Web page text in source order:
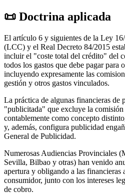
📜 Doctrina aplicada
El artículo 6 y siguientes de la Ley
(LCC) y el Real Decreto 84/2015
incluir el "coste total del crédito" del
todos los gastos que debe pagar para
incluyendo expresamente las
gestión y otros gastos vinculados.
La práctica de algunas financieras de
"publicitada" que excluye la comisión
contablemente como concepto
y, además, configura publicidad
General de Publicidad.
Numerosas Audiencias Provinciales
Sevilla, Bilbao y otras) han venido
apertura y obligando a las financieras
consumidor, junto con los intereses
de cobro.